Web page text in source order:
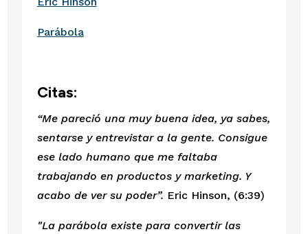
Parábola
Citas:
“Me pareció una muy buena idea, ya sabes,
sentarse y entrevistar a la gente. Consigue
ese lado humano que me faltaba
trabajando en productos y marketing. Y
acabo de ver su poder”. Eric Hinson, (6:39)
"La parábola existe para convertir las